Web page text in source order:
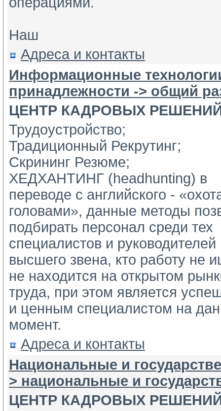
Наш
Адреса и контакты
Информационные
принадлежности -> общий
ЦЕНТР КАДРОВЫХ
Трудоустройство;
Традиционный Рекрутинг;
Скрининг Резюме;
ХЕДХАНТИНГ (headhunting) в
переводе с английского -
головами», данные методы
подбирать персонал среди тех
специалистов и руководителей
высшего звена, кто работу не
не находится на открытом
труда, при этом является
и ценным специалистом на
момент.
Адреса и контакты
Национальные и
> национальные и
ЦЕНТР КАДРОВЫХ